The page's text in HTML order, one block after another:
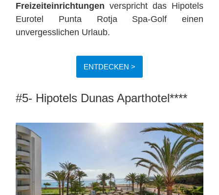
Freizeiteinrichtungen verspricht das Hipotels
Eurotel Punta Rotja Spa-Golf einen
unvergesslichen Urlaub.
ENTDECKEN >
#5- Hipotels Dunas Aparthotel****